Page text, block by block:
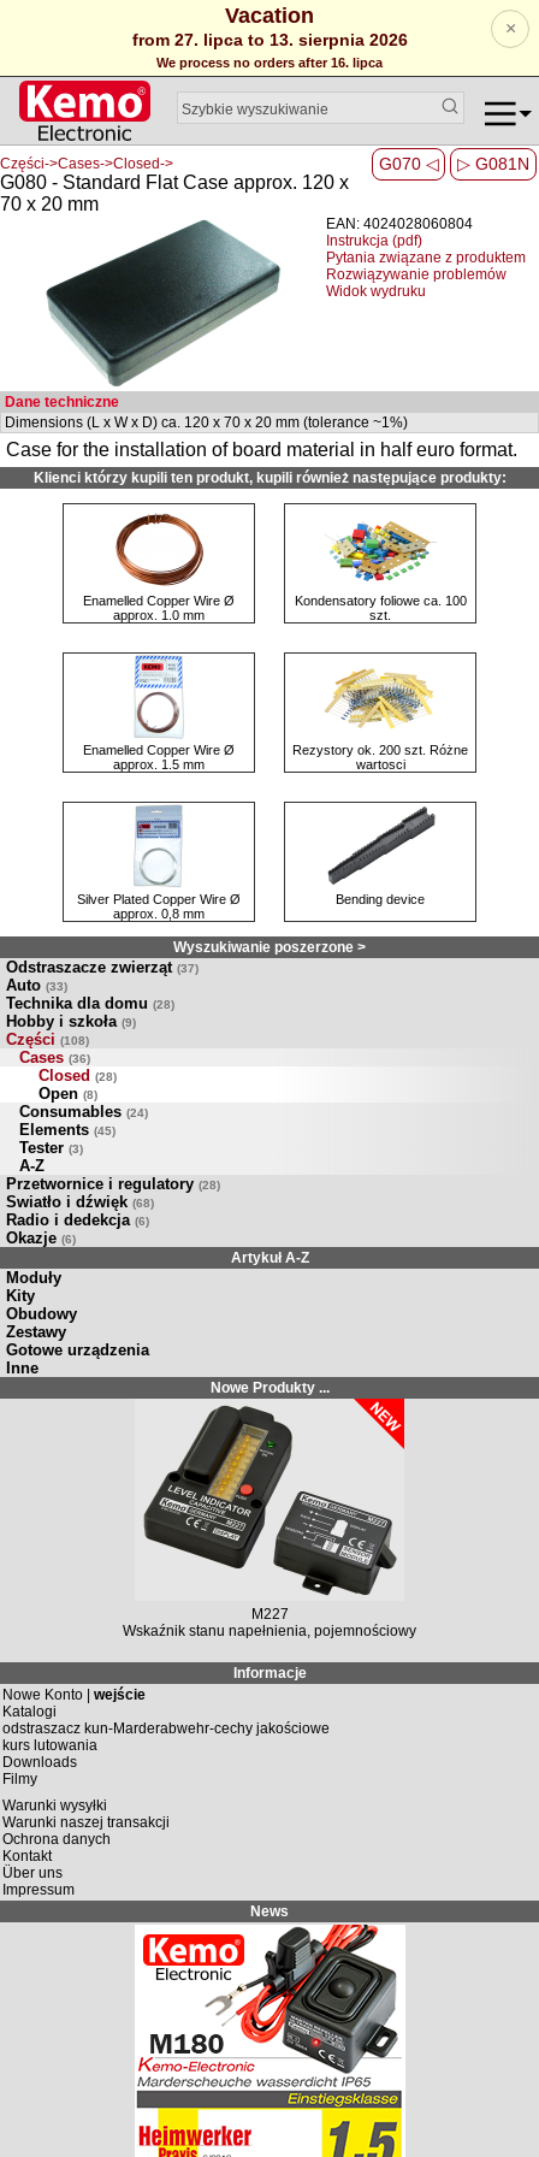
Vacation
from 27. lipca to 13. sierpnia 2026
We process no orders after 16. lipca
×
G070 ◁ ▷ G081N
Części->Cases->Closed->
G080 - Standard Flat Case approx. 120 x
70 x 20 mm
EAN: 4024028060804
Instrukcja (pdf)
Pytania związane z produktem
Rozwiązywanie problemów
Widok wydruku
Dane techniczne
Dimensions (L x W x D) ca. 120 x 70 x 20 mm (tolerance ~1%)
Case for the installation of board material in half euro format.
Klienci którzy kupili ten produkt, kupili również następujące produkty:
Enamelled Copper Wire Ø
approx. 1.0 mm
Kondensatory foliowe ca. 100
szt.
Enamelled Copper Wire Ø
approx. 1.5 mm
Rezystory ok. 200 szt. Różne
wartosci
Silver Plated Copper Wire Ø
approx. 0,8 mm
Bending device
Wyszukiwanie poszerzone >
Odstraszacze zwierząt (37)
Auto (33)
Technika dla domu (28)
Hobby i szkoła (9)
Części (108)
Cases (36)
Closed (28)
Open (8)
Consumables (24)
Elements (45)
Tester (3)
A-Z
Przetwornice i regulatory (28)
Swiatło i dźwięk (68)
Radio i dedekcja (6)
Okazje (6)
Artykuł A-Z
Moduły
Kity
Obudowy
Zestawy
Gotowe urządzenia
Inne
Nowe Produkty ...
M227
Wskaźnik stanu napełnienia, pojemnościowy
Informacje
Nowe Konto | wejście
Katalogi
odstraszacz kun-Marderabwehr-cechy jakościowe
kurs lutowania
Downloads
Filmy
Warunki wysyłki
Warunki naszej transakcji
Ochrona danych
Kontakt
Über uns
Impressum
News